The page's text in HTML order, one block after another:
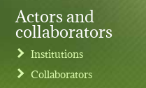
Actors and
collaborators
Institutions
Collaborators